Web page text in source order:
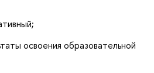
освоения образовательной